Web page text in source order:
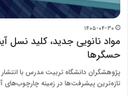
۱۴۰۵-۰۴-۳۰
مواد نانویی جدید، کلید نسل
حسگرها
پژوهشگران دانشگاه تربیت مدرس با
تازه‌ترین پیشرفت‌ها در زمینه